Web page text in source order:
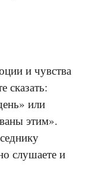
и чувства
сказать:
или
этим».
слушаете и